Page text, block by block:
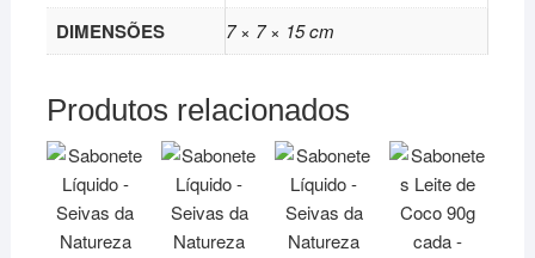
DIMENSÕES 7 × 7 × 15 cm
Produtos relacionados